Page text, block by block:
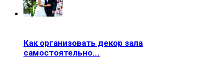
Как организовать декор зала
самостоятельно...